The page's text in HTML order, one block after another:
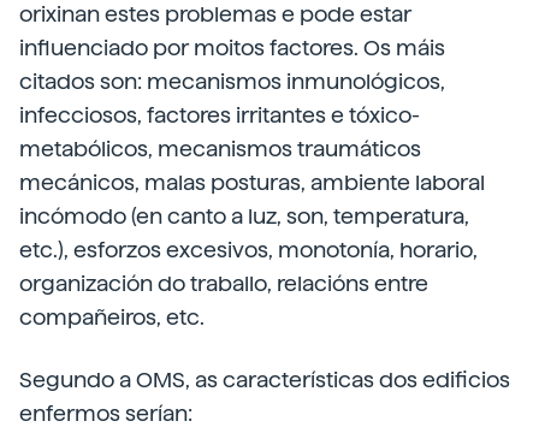
orixinan estes problemas e pode estar
influenciado por moitos factores. Os máis
citados son: mecanismos inmunológicos,
infecciosos, factores irritantes e tóxico-
metabólicos, mecanismos traumáticos
mecánicos, malas posturas, ambiente laboral
incómodo (en canto a luz, son, temperatura,
etc.), esforzos excesivos, monotonía, horario,
organización do traballo, relacións entre
compañeiros, etc.
Segundo a OMS, as características dos edificios
enfermos serían: